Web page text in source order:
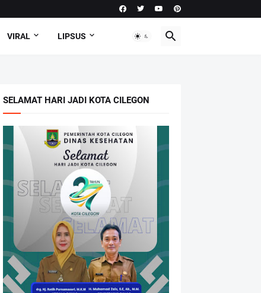
VIRAL LIPSUS
SELAMAT HARI JADI KOTA CILEGON